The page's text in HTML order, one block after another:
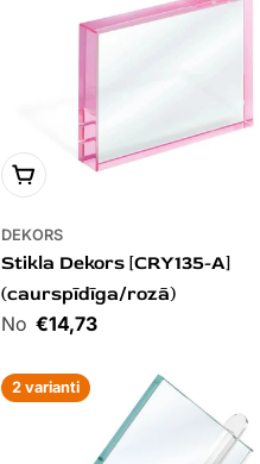
PIEVIENOT GROZAM
DEKORS
Stikla Dekors [CRY135-A]
(caurspīdīga/rozā)
Cena€14,73
2 varianti